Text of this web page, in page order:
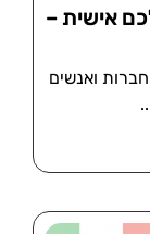
אישית –
ואנשים